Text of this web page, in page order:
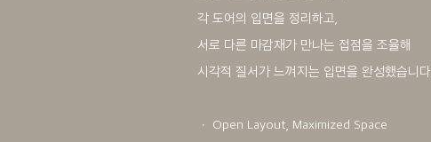
각 도어의 입면을 정리하고,
서로 다른 마감재가 만나는 접점을 조율해
시각적 질서가 느껴지는 입면을 완성했습니다.
ㆍ Open Layout, Maximized Space